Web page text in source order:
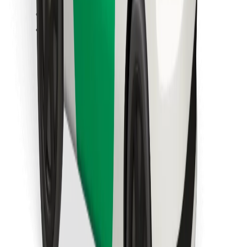
Sevdiyiniz yeməyi tapın!
Bolt Food tətbiqini endir